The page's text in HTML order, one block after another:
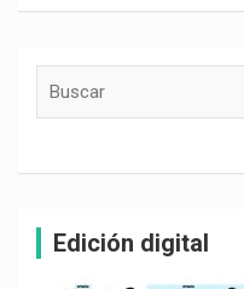
Edición digital